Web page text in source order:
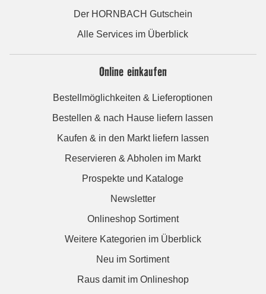
Der HORNBACH Gutschein
Alle Services im Überblick
Online einkaufen
Bestellmöglichkeiten & Lieferoptionen
Bestellen & nach Hause liefern lassen
Kaufen & in den Markt liefern lassen
Reservieren & Abholen im Markt
Prospekte und Kataloge
Newsletter
Onlineshop Sortiment
Weitere Kategorien im Überblick
Neu im Sortiment
Raus damit im Onlineshop